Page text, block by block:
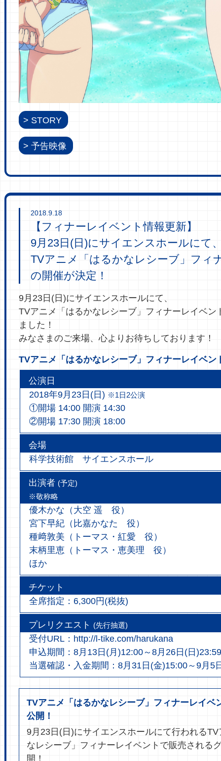
STORY
予告映像
2018.9.18
【フィナーレイベント情報更新】
9月23日(日)にサイエンスホールにて
TVアニメ「はるかなレシーブ」フィ
の開催が決定！
9月23日(日)にサイエンスホールにて、
TVアニメ「はるかなレシーブ」フィナーレイベン
ました！
みなさまのご来場、心よりお待ちしております！
TVアニメ「はるかなレシーブ」フィナーレイベン
公演日
2018年9月23日(日) ※1日2公演
①開場 14:00 開演 14:30
②開場 17:30 開演 18:00
会場
科学技術館 サイエンスホール
出演者 (予定)
※敬称略
優木かな（大空 遥 役）
宮下早紀（比嘉かなた 役）
種﨑敦美（トーマス・紅愛 役）
末柄里恵（トーマス・恵美理 役）
ほか
チケット
全席指定：6,300円(税抜)
プレリクエスト (先行抽選)
受付URL： http://l-tike.com/harukana
申込期間：8月13日(月)12:00～8月26日(日)23:59
当選確認・入金期間：8月31日(金)15:00～9月5
TVアニメ「はるかなレシーブ」フィナーレイベ
公開！
9月23日(日)にサイエンスホールにて行われる
なレシーブ」フィナーレイベントで販売される
開！